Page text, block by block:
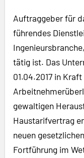
Auftraggeber für
führendes
tätig ist. Das
01.04.2017 in
gewaltigen
Haustarifvertrag
neuen
Fortführung im